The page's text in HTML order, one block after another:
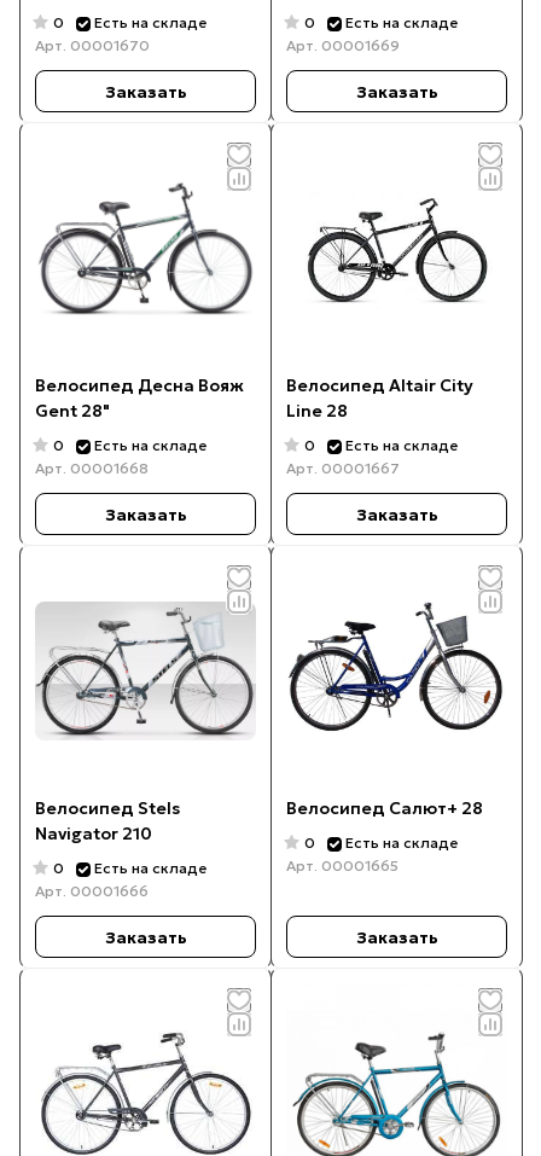
0
Есть на складе
Арт. 00001670
Заказать
0
Есть на складе
Арт. 00001669
Заказать
Велосипед Десна Вояж
Gent 28"
0
Есть на складе
Арт. 00001668
Заказать
Велосипед Altair City
Line 28
0
Есть на складе
Арт. 00001667
Заказать
Велосипед Stels
Navigator 210
0
Есть на складе
Арт. 00001666
Заказать
Велосипед Салют+ 28
0
Есть на складе
Арт. 00001665
Заказать